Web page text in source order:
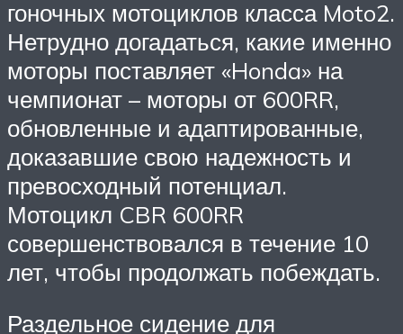
гоночных мотоциклов класса Moto2.
Нетрудно догадаться, какие именно
моторы поставляет «Honda» на
чемпионат – моторы от 600RR,
обновленные и адаптированные,
доказавшие свою надежность и
превосходный потенциал.
Мотоцикл CBR 600RR
совершенствовался в течение 10
лет, чтобы продолжать побеждать.
Раздельное сидение для